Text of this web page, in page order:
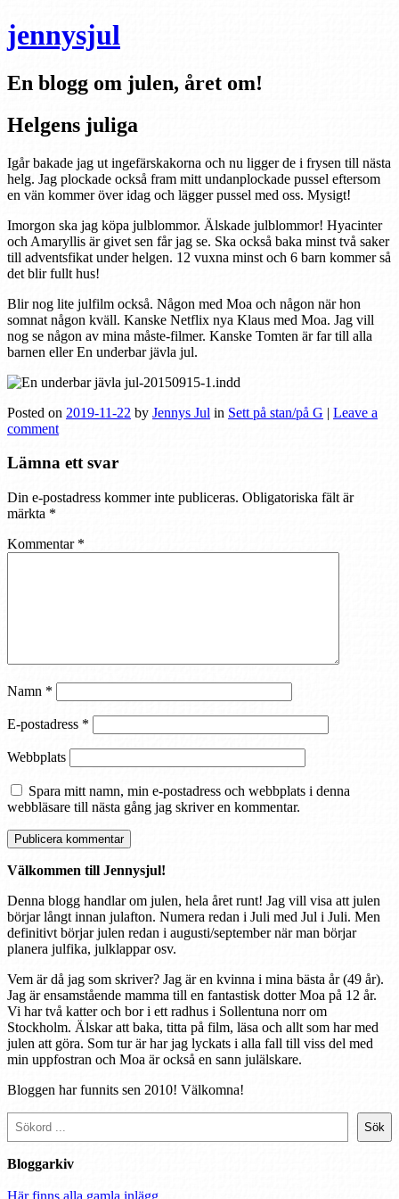
jennysjul
En blogg om julen, året om!
Helgens juliga
Igår bakade jag ut ingefärskakorna och nu ligger de i frysen till nästa
helg. Jag plockade också fram mitt undanplockade pussel eftersom
en vän kommer över idag och lägger pussel med oss. Mysigt!
Imorgon ska jag köpa julblommor. Älskade julblommor! Hyacinter
och Amaryllis är givet sen får jag se. Ska också baka minst två saker
till adventsfikat under helgen. 12 vuxna minst och 6 barn kommer så
det blir fullt hus!
Blir nog lite julfilm också. Någon med Moa och någon när hon
somnat någon kväll. Kanske Netflix nya Klaus med Moa. Jag vill
nog se någon av mina måste-filmer. Kanske Tomten är far till alla
barnen eller En underbar jävla jul.
Posted on 2019-11-22 by Jennys Jul in Sett på stan/på G | Leave a
comment
Lämna ett svar
Din e-postadress kommer inte publiceras. Obligatoriska fält är
märkta *
Kommentar *
Namn *
E-postadress *
Webbplats
Spara mitt namn, min e-postadress och webbplats i denna
webbläsare till nästa gång jag skriver en kommentar.
Välkommen till Jennysjul!
Denna blogg handlar om julen, hela året runt! Jag vill visa att julen
börjar långt innan julafton. Numera redan i Juli med Jul i Juli. Men
definitivt börjar julen redan i augusti/september när man börjar
planera julfika, julklappar osv.
Vem är då jag som skriver? Jag är en kvinna i mina bästa år (49 år).
Jag är ensamstående mamma till en fantastisk dotter Moa på 12 år.
Vi har två katter och bor i ett radhus i Sollentuna norr om
Stockholm. Älskar att baka, titta på film, läsa och allt som har med
julen att göra. Som tur är har jag lyckats i alla fall till viss del med
min uppfostran och Moa är också en sann julälskare.
Bloggen har funnits sen 2010! Välkomna!
Sök
Sök
Bloggarkiv